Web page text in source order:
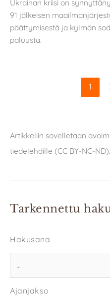
Ukrainan kriisi on
91 jälkeisen
päättymisestä ja kylmän
paluusta.
1
Artikkeliin sovelletaan
tiedelehdille (CC BY-NC-ND).
Tarkennettu
Hakusana
Ajanjakso